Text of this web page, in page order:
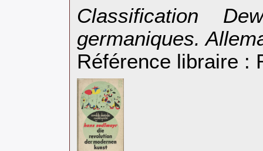
‎Classification
germaniques.
Référence libraire :